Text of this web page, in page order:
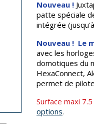
Nouveau !
patte spéciale
intégrée
Nouveau ! Le
avec les
domotiques du
HexaConnect,
permet de
Surface maxi 7.5
options.